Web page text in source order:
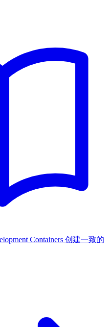
Containers 创建一致的